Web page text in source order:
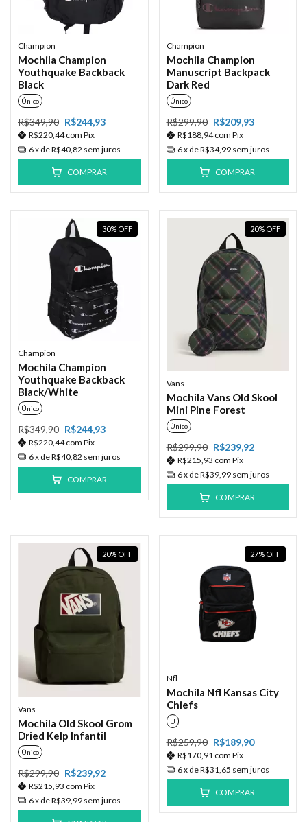
Champion
Mochila Champion
Youthquake Backback
Black
Único
R$349,90 R$244,93
R$220,44com Pix
6x deR$40,82 sem juros
COMPRAR
Champion
Mochila Champion
Manuscript Backpack
Dark Red
Único
R$299,90 R$209,93
R$188,94com Pix
6x deR$34,99 sem juros
COMPRAR
30% OFF
Champion
Mochila Champion
Youthquake Backback
Black/White
Único
R$349,90 R$244,93
R$220,44com Pix
6x deR$40,82 sem juros
COMPRAR
20% OFF
Vans
Mochila Vans Old Skool
Mini Pine Forest
Único
R$299,90 R$239,92
R$215,93 com Pix
6x deR$39,99 sem juros
COMPRAR
20% OFF
Vans
Mochila Old Skool Grom
Dried Kelp Infantil
Único
R$299,90 R$239,92
R$215,93 com Pix
6x deR$39,99 sem juros
27% OFF
Nfl
Mochila Nfl Kansas City
Chiefs
U
R$259,90 R$189,90
R$170,91 com Pix
6x deR$31,65 sem juros
COMPRAR